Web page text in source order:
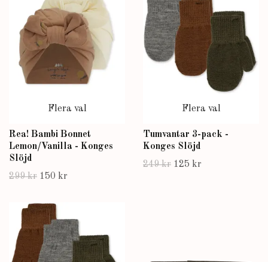
Flera val
Rea! Bambi Bonnet
Lemon/Vanilla - Konges
Slöjd
299 kr 150 kr
Flera val
Tumvantar 3-pack -
Konges Slöjd
249 kr 125 kr